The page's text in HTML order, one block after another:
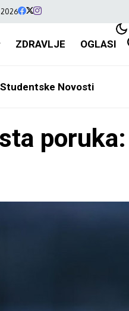
ZDRAVLJE OGLASI
Studentske Novosti
poruka: